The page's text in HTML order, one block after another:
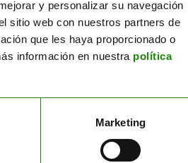
y personalizar su navegación
sitio web con nuestros partners de
que les haya proporcionado o
información en nuestra política
Marketing